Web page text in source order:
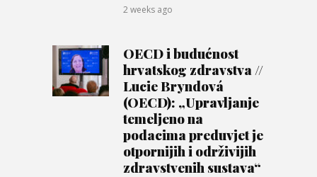
2 weeks ago
OECD i budućnost
hrvatskog zdravstva //
Lucie Bryndová
(OECD): „Upravljanje
temeljeno na
podacima preduvjet je
otpornijih i održivijih
zdravstvenih sustava“